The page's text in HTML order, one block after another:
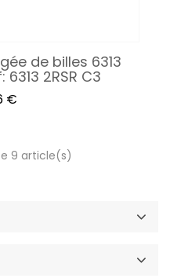
de billes 6313
6313 2RSR C3
€
9 article(s)